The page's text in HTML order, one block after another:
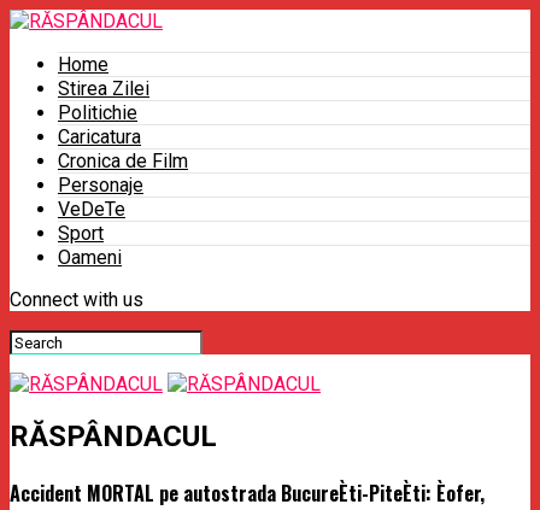
Home
Stirea Zilei
Politichie
Caricatura
Cronica de Film
Personaje
VeDeTe
Sport
Oameni
Connect with us
RĂSPÂNDACUL
Accident MORTAL pe autostrada BucureÈti-PiteÈti: Èofer,